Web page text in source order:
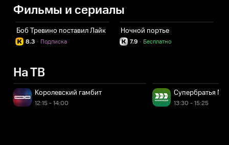
Фильмы и сериалы
Боб Тревино поставил Лайк
8.3 Подписка
·
Ночной портье
7.9 Бесплатно
·
На ТВ
Королевский гамбит
12:15 - 14:00
Супербратья
13:30 - 15:25